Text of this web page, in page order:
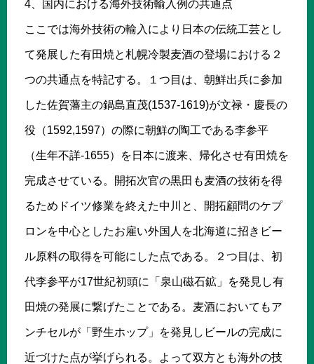
4、国内における海外技術輸入例の共通点
ここでは海外技術の輸入により日本の伝統工芸とし
て発展した有田焼と札幌冷製麦酒の登場における２
つの共通点を特記する。１つ目は、朝鮮出兵に参加
した佐賀藩主の鍋島直茂(1537-1619)が文禄・慶長の
役（1592,1597）の際に朝鮮の陶工である李参平
（生年不詳-1655）を日本に渡来、帰化させ有田焼を
完成させている。開拓次官の黒田も麦酒の技術を得
るためドイツ修業を終えた中川と、開拓顧問のケプ
ロンを中心としたお雇い外国人を北海道に招きビー
ル原料の取得を可能にした点である。２つ目は、初
代李参平が17世紀初頭に「泉山磁石鉱」を発見し有
田焼の発展に繋げたことである。麦酒においてもア
ンチセルが「野生ホップ」を発見しビールの完成に
近づけた点が挙げられる。よって双方とも海外の技